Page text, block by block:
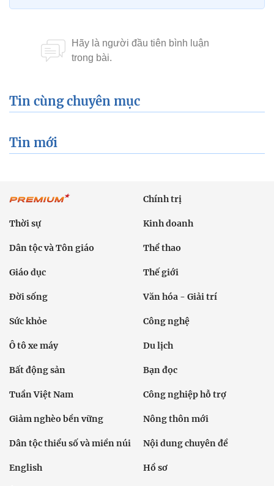
Tin cùng chuyên mục
Tin mới
Chính trị
Thời sự Kinh doanh
Dân tộc và Tôn giáo Thể thao
Giáo dục Thế giới
Đời sống Văn hóa - Giải trí
Sức khỏe Công nghệ
Ô tô xe máy Du lịch
Bất động sản Bạn đọc
Tuần Việt Nam Công nghiệp hỗ trợ
Giảm nghèo bền vững Nông thôn mới
Dân tộc thiểu số và miền núi Nội dung chuyên đề
English Hồ sơ